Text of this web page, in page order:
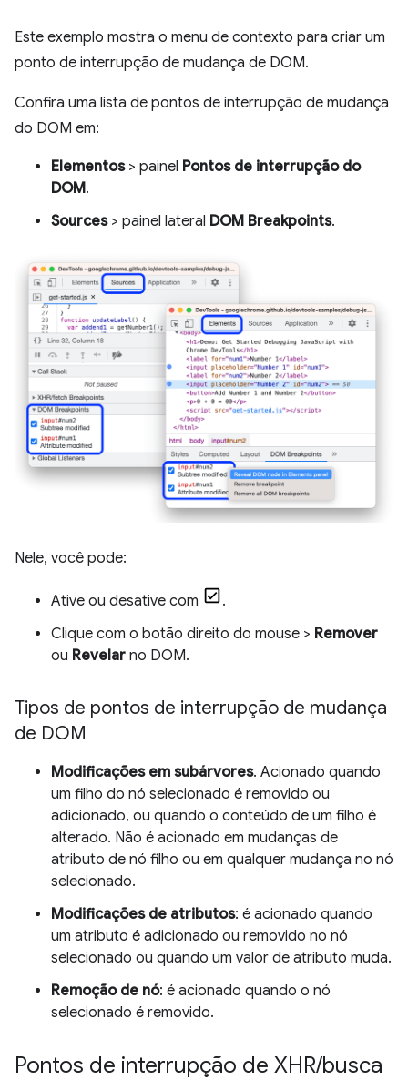
Este exemplo mostra o menu de contexto para criar um
ponto de interrupção de mudança de DOM.
Confira uma lista de pontos de interrupção de mudança
do DOM em:
Elementos> painel Pontos de interrupção do
DOM.
Sources> painel lateral DOM Breakpoints.
Nele, você pode:
Ative ou desative com
.
Clique com o botão direito do mouse > Remover
ou Revelar no DOM.
Tipos de pontos de interrupção de mudança
de DOM
Modificações em subárvores. Acionado quando
um filho do nó selecionado é removido ou
adicionado, ou quando o conteúdo de um filho é
alterado. Não é acionado em mudanças de
atributo de nó filho ou em qualquer mudança no nó
selecionado.
Modificações de atributos: é acionado quando
um atributo é adicionado ou removido no nó
selecionado ou quando um valor de atributo muda.
Remoção de nó: é acionado quando o nó
selecionado é removido.
Pontos de interrupção de XHR/busca